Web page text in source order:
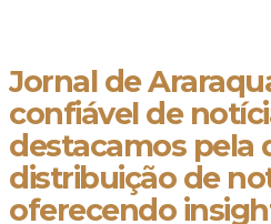
Jornal de
confiável de
destacamos pela
distribuição de
oferecendo